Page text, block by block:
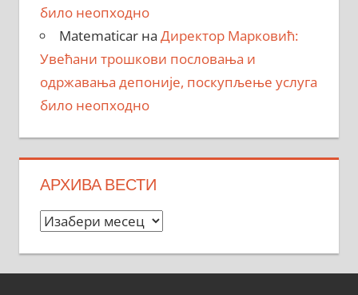
било неопходно
Matematicarна Директор Марковић:
Увећани трошкови пословања и
одржавања депоније, поскупљење услуга
било неопходно
АРХИВА ВЕСТИ
Архива